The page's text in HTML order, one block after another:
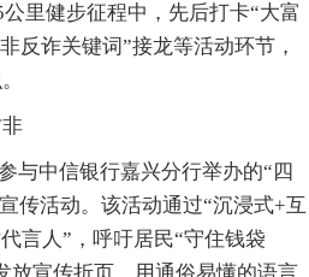
里健步征程中，先后打卡“大富
反诈关键词”接龙等活动环节，
与中信银行嘉兴分行举办的“四
传活动。该活动通过“沉浸式+互
言人”，呼吁居民“守住钱袋